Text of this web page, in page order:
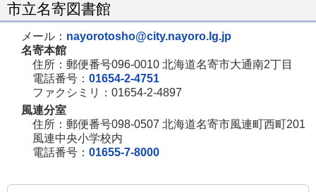
市立名寄図書館
メール： nayorotosho@city.nayoro.lg.jp
名寄本館
住所：郵便番号096-0010 北海道名寄市大通南2丁目
電話番号： 01654-2-4751
ファクシミリ：01654-2-4897
風連分室
住所：郵便番号098-0507 北海道名寄市風連町西町201
風連中央小学校内
電話番号： 01655-7-8000